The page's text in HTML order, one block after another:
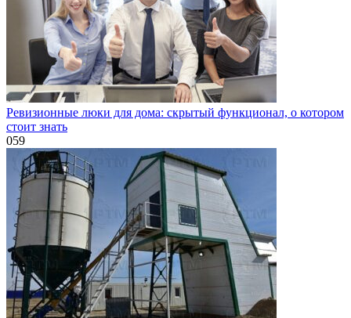
Ревизионные люки для дома: скрытый функционал, о котором
стоит знать
059